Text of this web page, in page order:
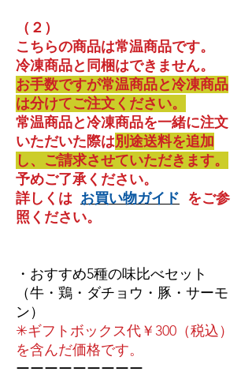
（２）
こちらの商品は常温商品です。
冷凍商品と同梱はできません。
お手数ですが常温商品と冷凍商品
は分けてご注文ください。
常温商品と冷凍商品を一緒に注文
いただいた際は別途送料を追加
し、ご請求させていただきます。
予めご了承ください。
詳しくは お買い物ガイド をご参
照ください。
・おすすめ5種の味比べセット
（牛・鶏・ダチョウ・豚・サーモ
ン）
✳︎ギフトボックス代￥300（税込）
を含んだ価格です。
ーーーーーーーーー